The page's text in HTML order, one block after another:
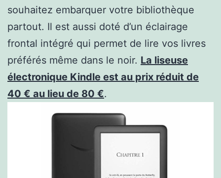
souhaitez embarquer votre bibliothèque
partout. Il est aussi doté d’un éclairage
frontal intégré qui permet de lire vos livres
préférés même dans le noir. La liseuse
électronique Kindle est au prix réduit de
40 € au lieu de 80 €.